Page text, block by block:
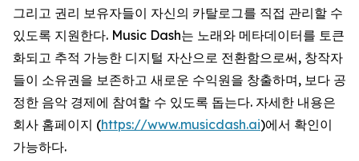
그리고 권리 보유자들이 자신의 카탈로그를 직접 관리할 수
있도록 지원한다. Music Dash는 노래와 메타데이터를 토큰
화되고 추적 가능한 디지털 자산으로 전환함으로써, 창작자
들이 소유권을 보존하고 새로운 수익원을 창출하며, 보다 공
정한 음악 경제에 참여할 수 있도록 돕는다. 자세한 내용은
회사 홈페이지 (https://www.musicdash.ai)에서 확인이
가능하다.